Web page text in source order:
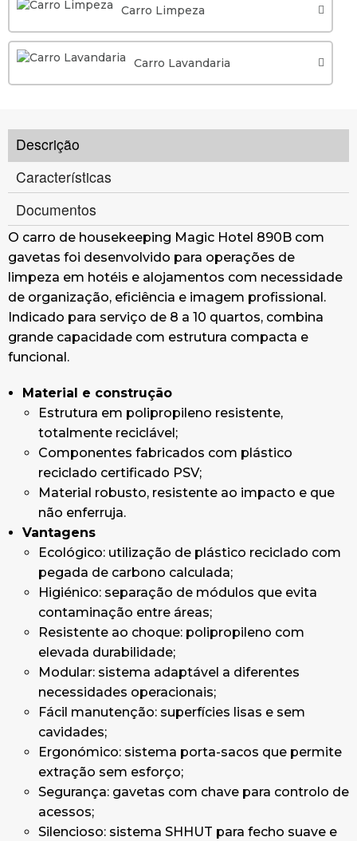
Carro Limpeza
Carro Lavandaria
Descrição
Características
Documentos
O carro de housekeeping Magic Hotel 890B com
gavetas foi desenvolvido para operações de
limpeza em hotéis e alojamentos com necessidade
de organização, eficiência e imagem profissional.
Indicado para serviço de 8 a 10 quartos, combina
grande capacidade com estrutura compacta e
funcional.
Material e construção
Estrutura em polipropileno resistente,
totalmente reciclável;
Componentes fabricados com plástico
reciclado certificado PSV;
Material robusto, resistente ao impacto e que
não enferruja.
Vantagens
Ecológico: utilização de plástico reciclado com
pegada de carbono calculada;
Higiénico: separação de módulos que evita
contaminação entre áreas;
Resistente ao choque: polipropileno com
elevada durabilidade;
Modular: sistema adaptável a diferentes
necessidades operacionais;
Fácil manutenção: superfícies lisas e sem
cavidades;
Ergonómico: sistema porta-sacos que permite
extração sem esforço;
Segurança: gavetas com chave para controlo de
acessos;
Silencioso: sistema SHHUT para fecho suave e